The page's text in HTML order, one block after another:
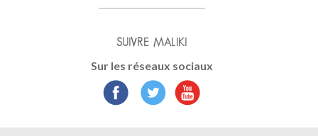
SUIVRE MALIKI
Sur les réseaux sociaux